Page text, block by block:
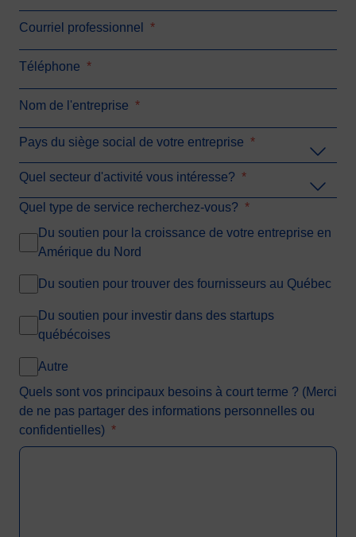
Courriel professionnel *
Téléphone *
Nom de l'entreprise *
Pays du siège social de votre entreprise *
Quel secteur d'activité vous intéresse? *
Quel type de service recherchez-vous? *
Du soutien pour la croissance de votre entreprise en
Amérique du Nord
Du soutien pour trouver des fournisseurs au Québec
Du soutien pour investir dans des startups
québécoises
Autre
Quels sont vos principaux besoins à court terme ? (Merci
de ne pas partager des informations personnelles ou
confidentielles) *